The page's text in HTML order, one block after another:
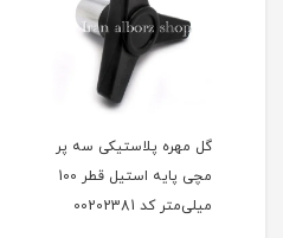
گل مهره پلاستیکی سه پر
مچی پایه استیل قطر 100
میلی‌متر کد 00202381